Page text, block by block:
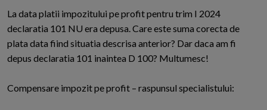
La data platii impozitului pe profit pentru trim I 2024
declaratia 101 NU era depusa. Care este suma corecta de
plata data fiind situatia descrisa anterior? Dar daca am fi
depus declaratia 101 inaintea D 100? Multumesc!
Compensare impozit pe profit – raspunsul specialistului: